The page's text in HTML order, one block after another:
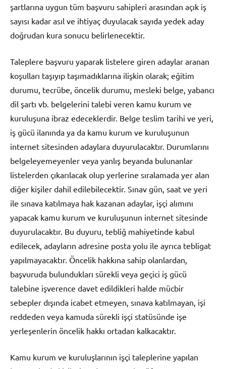
şartlarına uygun tüm başvuru sahipleri arasından açık iş
sayısı kadar asıl ve ihtiyaç duyulacak sayıda yedek aday
doğrudan kura sonucu belirlenecektir.
Taleplere başvuru yaparak listelere giren adaylar aranan
koşulları taşıyıp taşımadıklarına ilişkin olarak; eğitim
durumu, tecrübe, öncelik durumu, mesleki belge, yabancı
dil şartı vb. belgelerini talebi veren kamu kurum ve
kuruluşuna ibraz edeceklerdir. Belge teslim tarihi ve yeri,
iş gücü ilanında ya da kamu kurum ve kuruluşunun
internet sitesinden adaylara duyurulacaktır. Durumlarını
belgeleyemeyenler veya yanlış beyanda bulunanlar
listelerden çıkarılacak olup yerlerine sıralamada yer alan
diğer kişiler dahil edilebilecektir. Sınav gün, saat ve yeri
ile sınava katılmaya hak kazanan adaylar, işçi alımını
yapacak kamu kurum ve kuruluşunun internet sitesinde
duyurulacaktır. Bu duyuru, tebliğ mahiyetinde kabul
edilecek, adayların adresine posta yolu ile ayrıca tebligat
yapılmayacaktır. Öncelik hakkına sahip olanlardan,
başvuruda bulundukları sürekli veya geçici iş gücü
talebine işverence davet edildikleri halde mücbir
sebepler dışında icabet etmeyen, sınava katılmayan, işi
reddeden veya kamuda sürekli işçi statüsünde işe
yerleşenlerin öncelik hakkı ortadan kalkacaktır.
Kamu kurum ve kuruluşlarının işçi taleplerine yapılan